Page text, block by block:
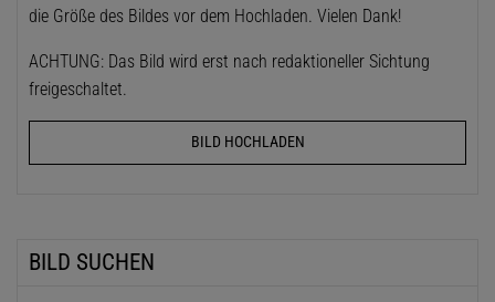
die Größe des Bildes vor dem Hochladen. Vielen Dank!
ACHTUNG: Das Bild wird erst nach redaktioneller Sichtung
freigeschaltet.
BILD HOCHLADEN
BILD SUCHEN